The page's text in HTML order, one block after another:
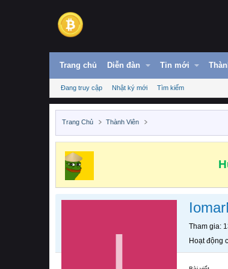
Trang chủ Diễn đàn Tin mới
Đang truy cập Nhật ký mới Tìm kiếm
Trang Chủ Thành Viên
Tham gia
Hoạt động